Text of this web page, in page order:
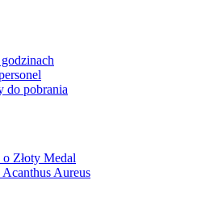
do pobrania
Złoty Medal
Aureus